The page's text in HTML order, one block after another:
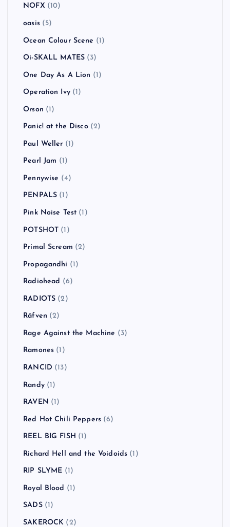
NOFX (10)
oasis(5)
Ocean Colour Scene (1)
Oi-SKALL MATES (3)
One Day As A Lion (1)
Operation Ivy(1)
Orson (1)
Panic! at the Disco(2)
Paul Weller (1)
Pearl Jam (1)
Pennywise (4)
PENPALS (1)
Pink Noise Test (1)
POTSHOT (1)
Primal Scream (2)
Propagandhi (1)
Radiohead (6)
RADIOTS (2)
Räfven (2)
Rage Against the Machine (3)
Ramones (1)
RANCID (13)
Randy(1)
RAVEN (1)
Red Hot Chili Peppers (6)
REEL BIG FISH (1)
Richard Hell and the Voidoids (1)
RIP SLYME (1)
Royal Blood (1)
SADS(1)
SAKEROCK (2)